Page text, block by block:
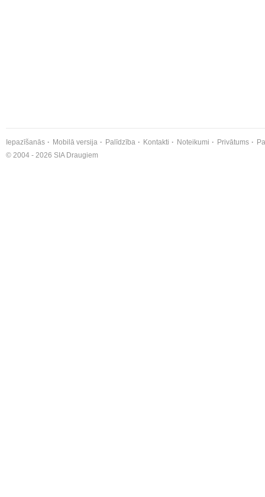
Iepazīšanās Mobilā versija Palīdzība Kontakti Noteikumi Privātums
© 2004 - 2026 SIA Draugiem